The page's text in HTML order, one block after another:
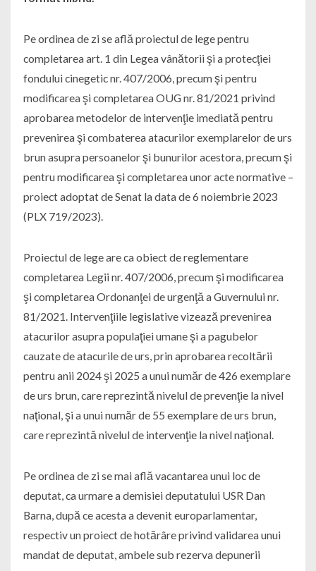
Pe ordinea de zi se află proiectul de lege pentru
completarea art. 1 din Legea vânătorii şi a protecţiei
fondului cinegetic nr. 407/2006, precum şi pentru
modificarea şi completarea OUG nr. 81/2021 privind
aprobarea metodelor de intervenţie imediată pentru
prevenirea şi combaterea atacurilor exemplarelor de urs
brun asupra persoanelor şi bunurilor acestora, precum şi
pentru modificarea şi completarea unor acte normative –
proiect adoptat de Senat la data de 6 noiembrie 2023
(PLX 719/2023).
Proiectul de lege are ca obiect de reglementare
completarea Legii nr. 407/2006, precum şi modificarea
şi completarea Ordonanţei de urgenţă a Guvernului nr.
81/2021. Intervenţiile legislative vizează prevenirea
atacurilor asupra populaţiei umane şi a pagubelor
cauzate de atacurile de urs, prin aprobarea recoltării
pentru anii 2024 şi 2025 a unui număr de 426 exemplare
de urs brun, care reprezintă nivelul de prevenţie la nivel
naţional, şi a unui număr de 55 exemplare de urs brun,
care reprezintă nivelul de intervenţie la nivel naţional.
Pe ordinea de zi se mai află vacantarea unui loc de
deputat, ca urmare a demisiei deputatului USR Dan
Barna, după ce acesta a devenit europarlamentar,
respectiv un proiect de hotărâre privind validarea unui
mandat de deputat, ambele sub rezerva depunerii